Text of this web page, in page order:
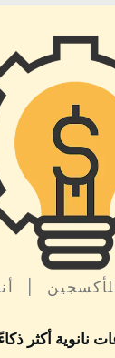
|
نانوية أكثر